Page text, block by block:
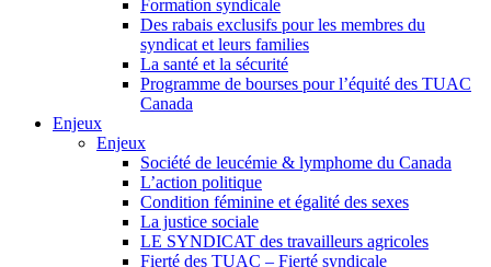
Formation syndicale
Des rabais exclusifs pour les membres du
syndicat et leurs families
La santé et la sécurité
Programme de bourses pour l’équité des TUAC
Canada
Enjeux
Enjeux
Société de leucémie & lymphome du Canada
L’action politique
Condition féminine et égalité des sexes
La justice sociale
LE SYNDICAT des travailleurs agricoles
Fierté des TUAC – Fierté syndicale